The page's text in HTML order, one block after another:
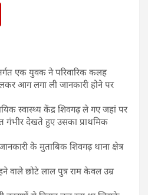
एक युवक ने परिवारिक कलह
आग लगा ली जानकारी होने पर
स्वास्थ्य केंद्र शिवगढ़ ले गए जहां पर
गंभीर देखते हुए उसका प्राथमिक
के मुताबिक शिवगढ़ थाना क्षेत्र
वाले छोटे लाल पुत्र राम केवल उम्र